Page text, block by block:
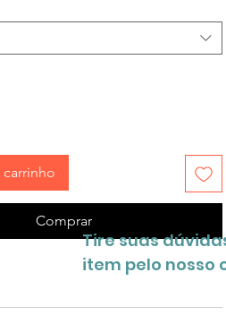
Comprar
Tire suas
item pelo nosso